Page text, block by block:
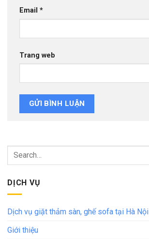
Email *
Trang web
DỊCH VỤ
Dịch vụ giặt thảm sàn, ghế sofa tại Hà Nội
Giới thiệu